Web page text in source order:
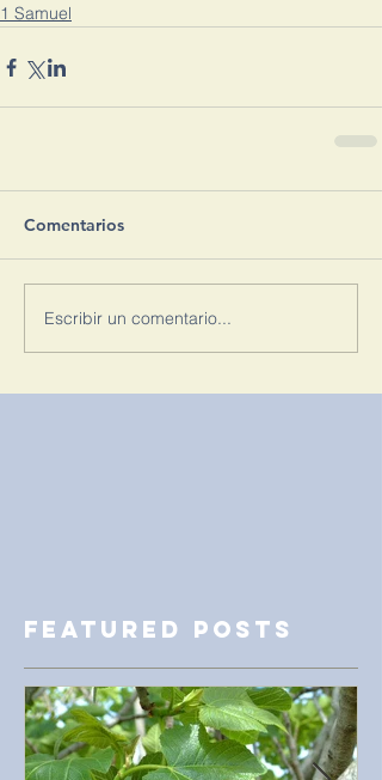
1 Samuel
Comentarios
Escribir un comentario...
Featured Posts